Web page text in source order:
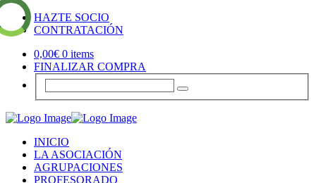
HAZTE SOCIO
CONTRATACIÓN
0,00€ 0 items
FINALIZAR COMPRA
INICIO
LA ASOCIACIÓN
AGRUPACIONES
PROFESORADO